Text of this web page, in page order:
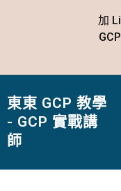
容
加
東東 GCP 教學
- GCP 實戰講
師